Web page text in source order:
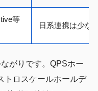
等
日系連携は少な
がりです。QPSホー
トロスケールホールデ